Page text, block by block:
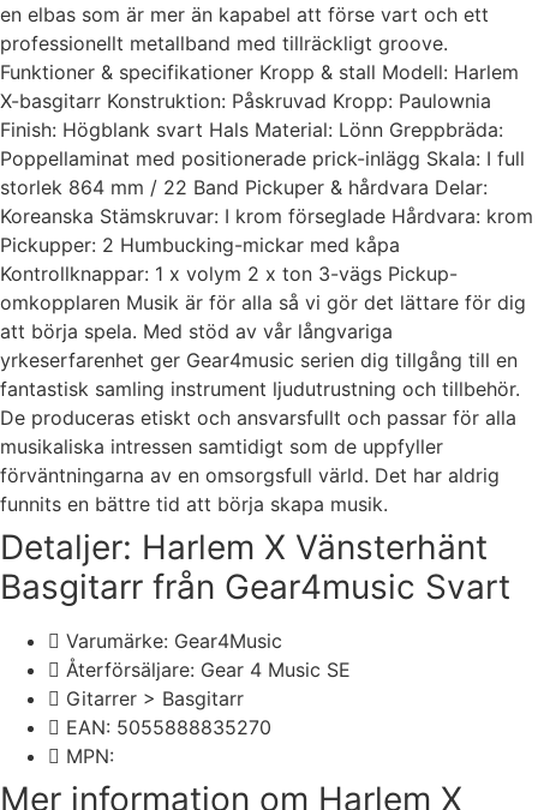
en elbas som är mer än kapabel att förse vart och ett
professionellt metallband med tillräckligt groove.
Funktioner & specifikationer Kropp & stall Modell: Harlem
X-basgitarr Konstruktion: Påskruvad Kropp: Paulownia
Finish: Högblank svart Hals Material: Lönn Greppbräda:
Poppellaminat med positionerade prick-inlägg Skala: I full
storlek 864 mm / 22 Band Pickuper & hårdvara Delar:
Koreanska Stämskruvar: I krom förseglade Hårdvara: krom
Pickupper: 2 Humbucking-mickar med kåpa
Kontrollknappar: 1 x volym 2 x ton 3-vägs Pickup-
omkopplaren Musik är för alla så vi gör det lättare för dig
att börja spela. Med stöd av vår långvariga
yrkeserfarenhet ger Gear4music serien dig tillgång till en
fantastisk samling instrument ljudutrustning och tillbehör.
De produceras etiskt och ansvarsfullt och passar för alla
musikaliska intressen samtidigt som de uppfyller
förväntningarna av en omsorgsfull värld. Det har aldrig
funnits en bättre tid att börja skapa musik.
Detaljer: Harlem X Vänsterhänt
Basgitarr från Gear4music Svart
Varumärke: Gear4Music
Återförsäljare: Gear 4 Music SE
Gitarrer > Basgitarr
EAN: 5055888835270
MPN:
Mer information om Harlem X